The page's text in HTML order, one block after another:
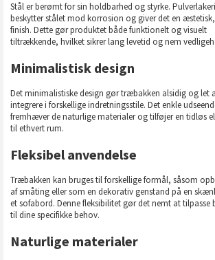
Stål er berømt for sin holdbarhed og styrke.
beskytter stålet mod korrosion og giver det en
finish. Dette gør produktet både funktionelt og visuelt
tiltrækkende, hvilket sikrer lang levetid og nem
Minimalistisk design
Det minimalistiske design gør træbakken alsidig og let
integrere i forskellige indretningsstile. Det enkle
fremhæver de naturlige materialer og tilføjer en tidløs
til ethvert rum.
Fleksibel anvendelse
Træbakken kan bruges til forskellige formål, såsom
af småting eller som en dekorativ genstand på en
et sofabord. Denne fleksibilitet gør det nemt at tilpasse
til dine specifikke behov.
Naturlige materialer